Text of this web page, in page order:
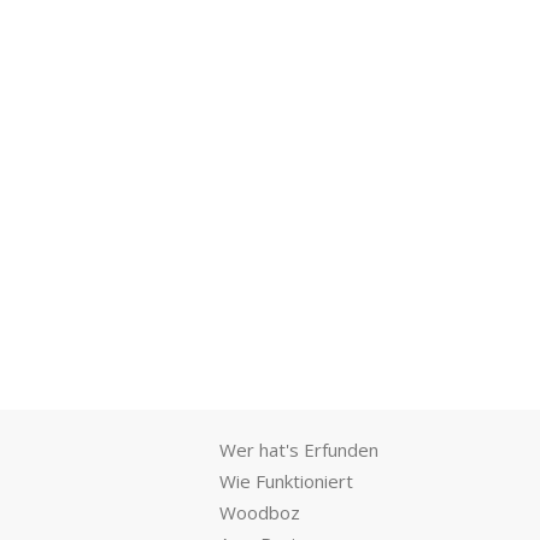
Wer hat's Erfunden
Wie Funktioniert
Woodboz